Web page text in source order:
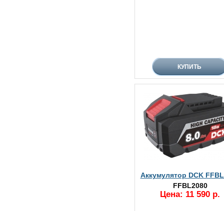
Аккумулятор DCK
FFBL2080
Цена: 11 590 р.